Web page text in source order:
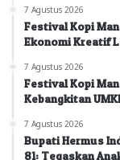
7 Agustus 2026
Festival Kopi
Ekonomi Kreatif
7 Agustus 2026
Festival Kopi
Kebangkitan
7 Agustus 2026
Bupati Hermus
81: Tegaskan